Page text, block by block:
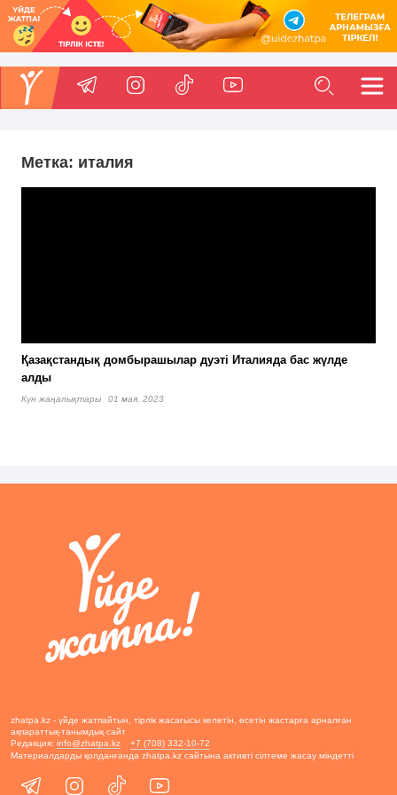
Метка: италия
Қазақстандық домбырашылар дуэті Италияда бас жүлде
алды
Күн жаңалықтары 01 мая, 2023
zhatpa.kz - үйде жатпайтын, тірлік жасағысы келетін, өсетін жастарға арналған
ақпараттық-танымдық сайт
Редакция: info@zhatpa.kz
+7 (708) 332-10-72
Материалдарды қолданғанда zhatpa.kz сайтына активті сілтеме жасау міндетті